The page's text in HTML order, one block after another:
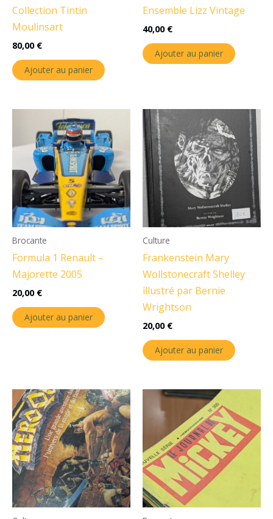
Collection Tintin
Moulinsart
80,00 €
Ajouter au panier
Ensemble Lizz Vintage
40,00 €
Ajouter au panier
Brocante
Formula 1 Renault –
Majorette 2005
20,00 €
Ajouter au panier
Culture
Frankenstein Mary
Wollstonecraft Shelley
illustré par Bernie
Wrightson
20,00 €
Ajouter au panier